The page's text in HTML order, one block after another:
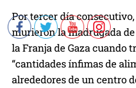
Por tercer día
murieron la madrugada
la Franja de Gaza cuando
“cantidades ínfimas de
alrededores de un centro